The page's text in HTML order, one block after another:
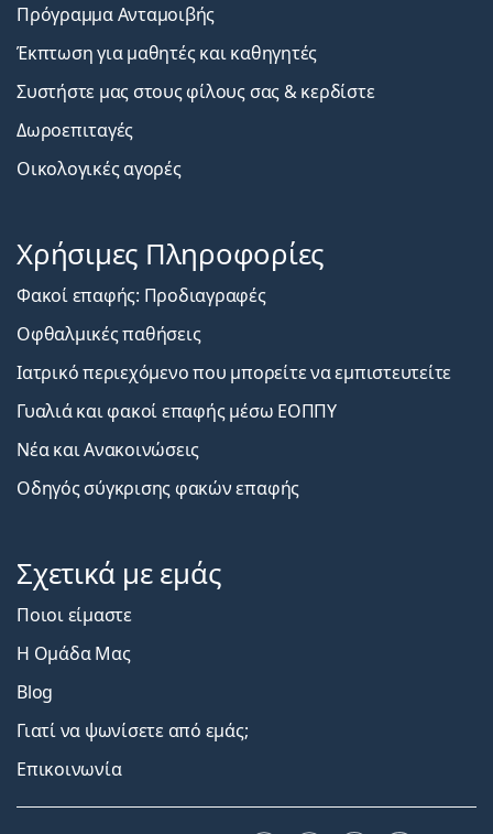
Πρόγραμμα Ανταμοιβής
Έκπτωση για μαθητές και καθηγητές
Συστήστε μας στους φίλους σας & κερδίστε
Δωροεπιταγές
Οικολογικές αγορές
Χρήσιμες Πληροφορίες
Φακοί επαφής: Προδιαγραφές
Οφθαλμικές παθήσεις
Ιατρικό περιεχόμενο που μπορείτε να εμπιστευτείτε
Γυαλιά και φακοί επαφής μέσω ΕΟΠΠΥ
Νέα και Ανακοινώσεις
Οδηγός σύγκρισης φακών επαφής
Σχετικά με εμάς
Ποιοι είμαστε
Η Ομάδα Μας
Blog
Γιατί να ψωνίσετε από εμάς;
Επικοινωνία